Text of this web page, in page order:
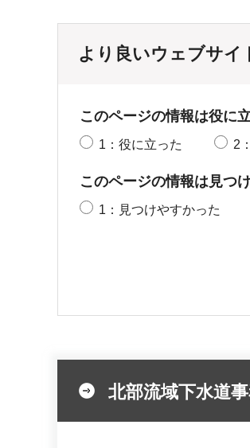
より良いウェブサ
このページの情報は役に
1：役に立った 2
このページの情報は見つ
1：見つけやすかった
北部流域下水道